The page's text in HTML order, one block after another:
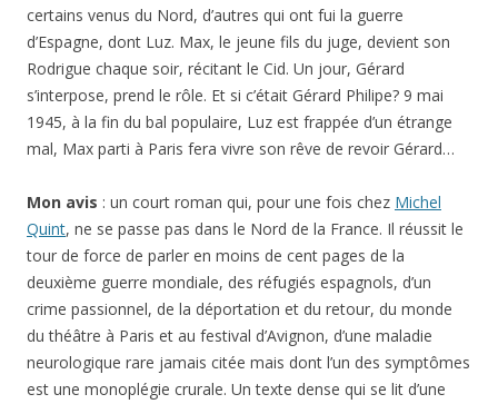
certains venus du Nord, d’autres qui ont fui la guerre
d’Espagne, dont Luz. Max, le jeune fils du juge, devient son
Rodrigue chaque soir, récitant le Cid. Un jour, Gérard
s’interpose, prend le rôle. Et si c’était Gérard Philipe? 9 mai
1945, à la fin du bal populaire, Luz est frappée d’un étrange
mal, Max parti à Paris fera vivre son rêve de revoir Gérard…
Mon avis : un court roman qui, pour une fois chez Michel
Quint, ne se passe pas dans le Nord de la France. Il réussit le
tour de force de parler en moins de cent pages de la
deuxième guerre mondiale, des réfugiés espagnols, d’un
crime passionnel, de la déportation et du retour, du monde
du théâtre à Paris et au festival d’Avignon, d’une maladie
neurologique rare jamais citée mais dont l’un des symptômes
est une monoplégie crurale. Un texte dense qui se lit d’une